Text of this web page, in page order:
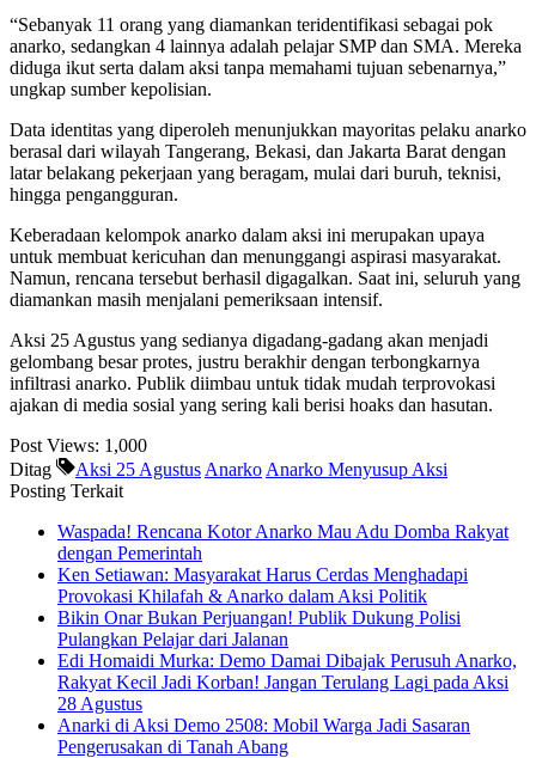
“Sebanyak 11 orang yang diamankan teridentifikasi sebagai pok
anarko, sedangkan 4 lainnya adalah pelajar SMP dan SMA. Mereka
diduga ikut serta dalam aksi tanpa memahami tujuan sebenarnya,”
ungkap sumber kepolisian.
Data identitas yang diperoleh menunjukkan mayoritas pelaku anarko
berasal dari wilayah Tangerang, Bekasi, dan Jakarta Barat dengan
latar belakang pekerjaan yang beragam, mulai dari buruh, teknisi,
hingga pengangguran.
Keberadaan kelompok anarko dalam aksi ini merupakan upaya
untuk membuat kericuhan dan menunggangi aspirasi masyarakat.
Namun, rencana tersebut berhasil digagalkan. Saat ini, seluruh yang
diamankan masih menjalani pemeriksaan intensif.
Aksi 25 Agustus yang sedianya digadang-gadang akan menjadi
gelombang besar protes, justru berakhir dengan terbongkarnya
infiltrasi anarko. Publik diimbau untuk tidak mudah terprovokasi
ajakan di media sosial yang sering kali berisi hoaks dan hasutan.
Post Views: 1,000
Ditag
Aksi 25 Agustus Anarko Anarko Menyusup Aksi
Posting Terkait
Waspada! Rencana Kotor Anarko Mau Adu Domba Rakyat
dengan Pemerintah
Ken Setiawan: Masyarakat Harus Cerdas Menghadapi
Provokasi Khilafah & Anarko dalam Aksi Politik
Bikin Onar Bukan Perjuangan! Publik Dukung Polisi
Pulangkan Pelajar dari Jalanan
Edi Homaidi Murka: Demo Damai Dibajak Perusuh Anarko,
Rakyat Kecil Jadi Korban! Jangan Terulang Lagi pada Aksi
28 Agustus
Anarki di Aksi Demo 2508: Mobil Warga Jadi Sasaran
Pengerusakan di Tanah Abang